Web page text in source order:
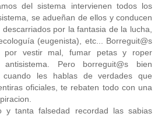
del sistema intervienen todos los
se adueñan de ellos y conducen
por la fantasia de la lucha,
(eugenista), etc... Borreguit@s
por vestir mal, fumar petas y roper
Pero borreguit@s bien
cuando les hablas de verdades que
oficiales, te rebaten todo con una
y tanta falsedad recordad las sabias